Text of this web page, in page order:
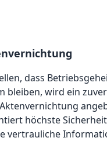
dass
bleiben, wird ein
höchste
vertrauliche